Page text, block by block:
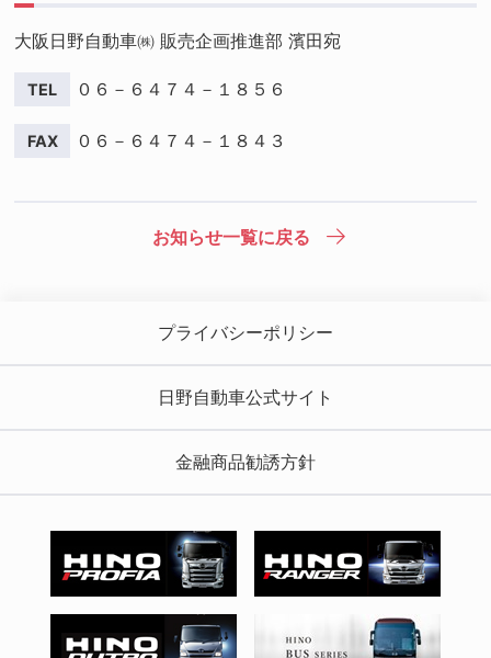
大阪日野自動車㈱ 販売企画推進部 濱田宛
０６－６４７４－１８５６
０６－６４７４－１８４３
お知らせ一覧に戻る
プライバシーポリシー
日野自動車公式サイト
金融商品勧誘方針